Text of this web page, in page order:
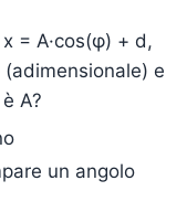
= A·cos(φ) + d,
e
A?
un angolo